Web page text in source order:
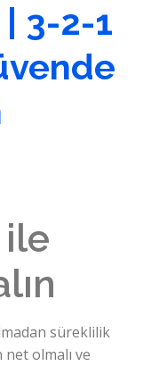
3-2-1
süreklilik
net olmalı ve